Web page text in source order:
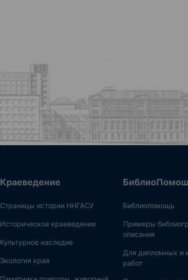
Краеведение
Страницы истории ННГАСУ
Историческое краеведение
Культурное наследие
Экология края
Библиопомощь
Примеры
описания
Для дипломных и
работ